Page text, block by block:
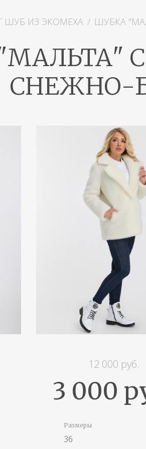
ШУБ ИЗ ЭКОМЕХА / ШУБКА
СНЕЖНО-
12 000 руб.
3 000
Размеры